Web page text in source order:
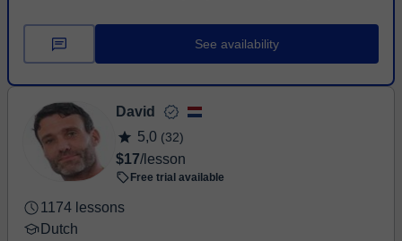
years, I have been teaching across di...
See availability
David
5,0 (32)
$17/lesson
Free trial available
1174 lessons
Dutch